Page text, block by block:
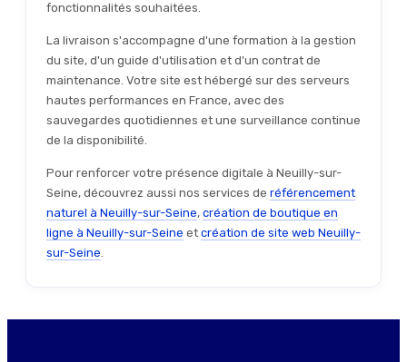
fonctionnalités souhaitées.
La livraison s'accompagne d'une formation à la gestion
du site, d'un guide d'utilisation et d'un contrat de
maintenance. Votre site est hébergé sur des serveurs
hautes performances en France, avec des
sauvegardes quotidiennes et une surveillance continue
de la disponibilité.
Pour renforcer votre présence digitale à Neuilly-sur-
Seine, découvrez aussi nos services de référencement
naturel à Neuilly-sur-Seine, création de boutique en
ligne à Neuilly-sur-Seine et création de site web Neuilly-
sur-Seine.